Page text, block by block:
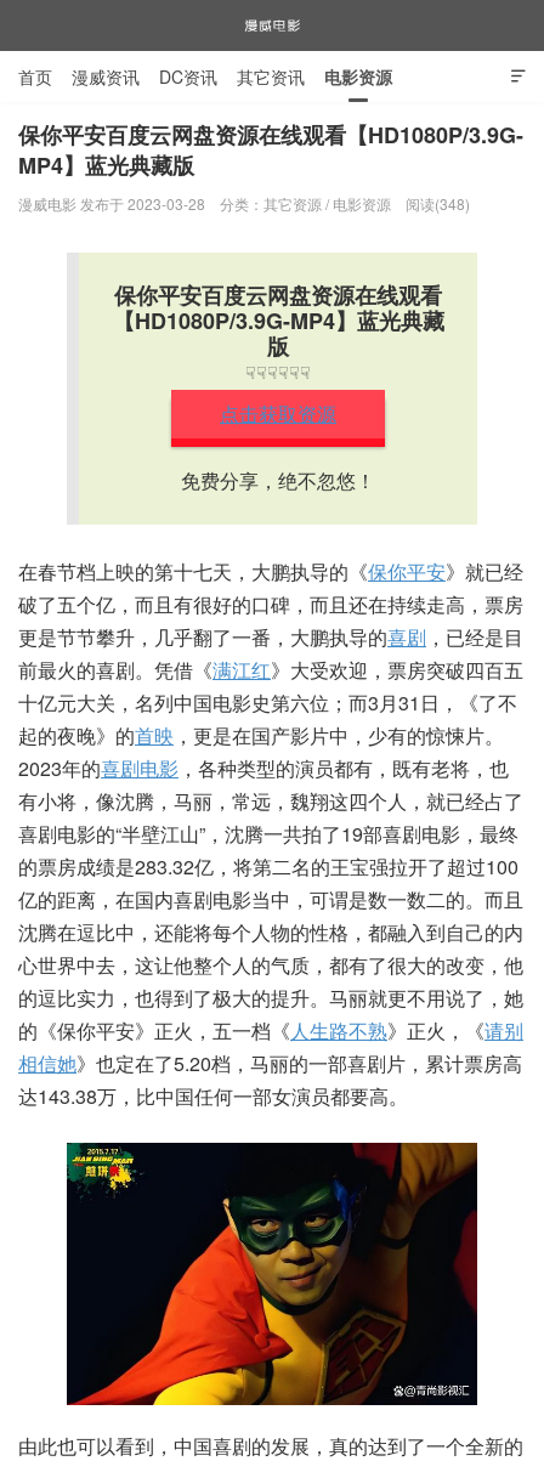
漫威电影

首页 漫威资讯 DC资讯 其它资讯 电影资源
电视剧资源 漫威图片
保你平安百度云网盘资源在线观看【HD1080P/3.9G-
MP4】蓝光典藏版
漫威电影 发布于 2023-03-28 分类： 其它资源 / 电影资源 阅读(348)
保你平安百度云网盘资源在线观看
【HD1080P/3.9G-MP4】蓝光典藏
版
☟☟☟☟☟☟
点击获取资源
免费分享，绝不忽悠！
在春节档上映的第十七天，大鹏执导的《保你平安》就已经
破了五个亿，而且有很好的口碑，而且还在持续走高，票房
更是节节攀升，几乎翻了一番，大鹏执导的喜剧 ，已经是目
前最火的喜剧。凭借《满江红》大受欢迎，票房突破四百五
十亿元大关，名列中国电影史第六位；而3月31日，《了不
起的夜晚》的首映 ，更是在国产影片中，少有的惊悚片。
2023年的喜剧电影 ，各种类型的演员都有，既有老将，也
有小将，像沈腾，马丽，常远，魏翔这四个人，就已经占了
喜剧电影的“半壁江山”，沈腾一共拍了19部喜剧电影，最终
的票房成绩是283.32亿，将第二名的王宝强拉开了超过100
亿的距离，在国内喜剧电影当中，可谓是数一数二的。而且
沈腾在逗比中，还能将每个人物的性格，都融入到自己的内
心世界中去，这让他整个人的气质，都有了很大的改变，他
的逗比实力，也得到了极大的提升。马丽就更不用说了，她
的《保你平安》正火，五一档《人生路不熟》正火，《请别
相信她》也定在了5.20档，马丽的一部喜剧片，累计票房高
达143.38万，比中国任何一部女演员都要高。
由此也可以看到，中国喜剧的发展，真的达到了一个全新的